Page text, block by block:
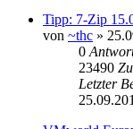
Tipp: 7-Zip
von ~thc »
0
23490
Letzter